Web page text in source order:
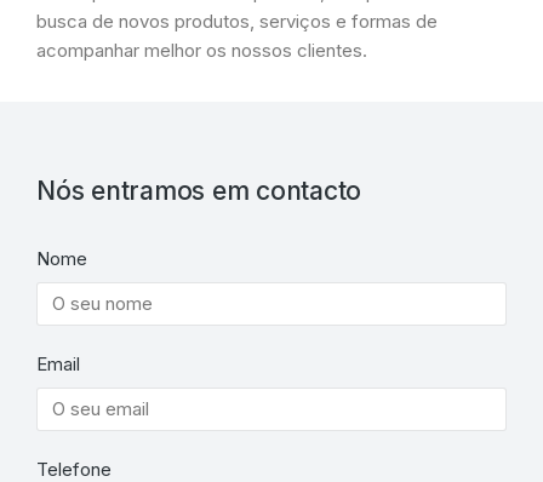
busca de novos produtos, serviços e formas de
acompanhar melhor os nossos clientes.
Nós entramos em contacto
Nome
Email
Telefone